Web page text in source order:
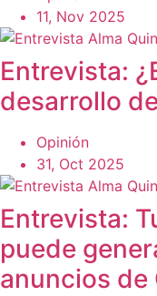
11, Nov 2025
Entrevista:
desarrollo
Opinión
31, Oct 2025
Entrevista:
puede
anuncios de